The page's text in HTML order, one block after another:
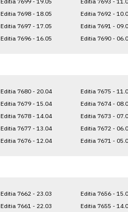
Editia 7698 - 18.05
Editia 7697 - 17.05
Editia 7696 - 16.05
Editia 7692 -
Editia 7691 -
Editia 7690 -
Editia 7680 - 20.04
Editia 7679 - 15.04
Editia 7678 - 14.04
Editia 7677 - 13.04
Editia 7676 - 12.04
Editia 7675 -
Editia 7674 -
Editia 7673 -
Editia 7672 -
Editia 7671 -
Editia 7662 - 23.03
Editia 7661 - 22.03
Editia 7656 -
Editia 7655 -